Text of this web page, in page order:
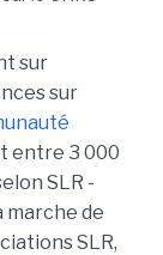
sur
sur
entre 3 000
SLR -
marche de
SLR,